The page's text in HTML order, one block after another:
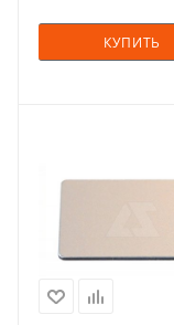
КУПИТЬ
123
заказ
6-8 недель
Количество в